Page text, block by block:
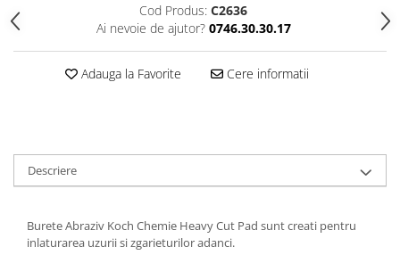
Cod Produs: C2636
Ai nevoie de ajutor? 0746.30.30.17
Adauga la Favorite Cere informatii
Descriere
Burete Abraziv Koch Chemie Heavy Cut Pad sunt creati pentru
inlaturarea uzurii si zgarieturilor adanci.